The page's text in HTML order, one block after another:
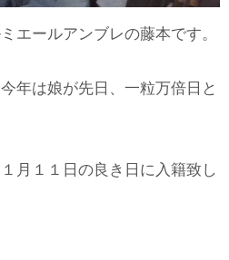
ールアンブレの藤本です。
年は娘が先日、一粒万倍日と
月１１日の良き日に入籍致し